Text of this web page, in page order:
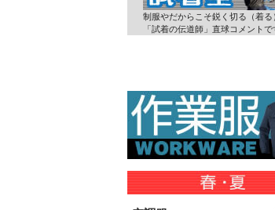
制服やだからこそ鋭く切る（着る
「試着の伝道師」直球コメントで